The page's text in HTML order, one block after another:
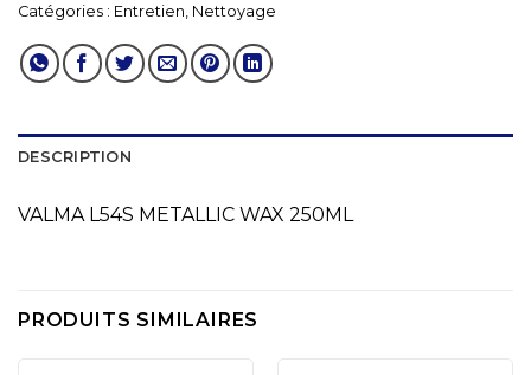
Catégories : Entretien Nettoyage
DESCRIPTION
VALMA L54S METALLIC WAX 250ML
PRODUITS SIMILAIRES